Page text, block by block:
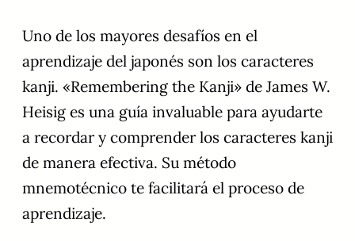
Uno de los mayores desafíos en el
aprendizaje del japonés son los caracteres
kanji. «Remembering the Kanji» de James W.
Heisig es una guía invaluable para ayudarte
a recordar y comprender los caracteres kanji
de manera efectiva. Su método
mnemotécnico te facilitará el proceso de
aprendizaje.